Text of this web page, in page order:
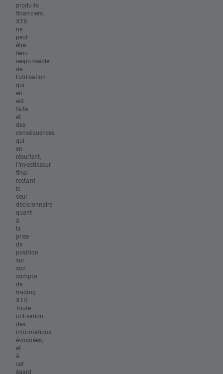
produits
financiers.
XTB
ne
peut
être
tenu
responsable
de
l’utilisation
qui
en
est
faite
et
des
conséquences
qui
en
résultent,
l’investisseur
final
restant
le
seul
décisionnaire
quant
à
la
prise
de
position
sur
son
compte
de
trading
XTB.
Toute
utilisation
des
informations
évoquées,
et
à
cet
égard